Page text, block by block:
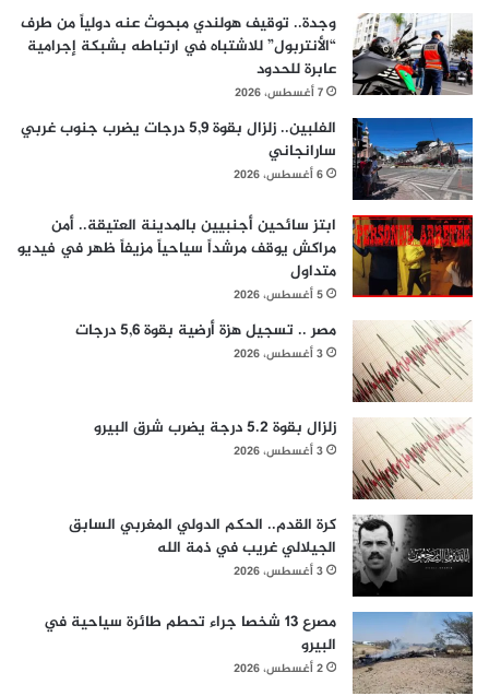
وجدة.. توقيف هولندي مبحوث عنه دولياً من طرف
“الأنتربول” للاشتباه في ارتباطه بشبكة إجرامية
عابرة للحدود
7 أغسطس، 2026
الفلبين.. زلزال بقوة 5,9 درجات يضرب جنوب غربي
سارانجاني
6 أغسطس، 2026
ابتز سائحين أجنبيين بالمدينة العتيقة.. أمن
مراكش يوقف مرشداً سياحياً مزيفاً ظهر في فيديو
متداول
5 أغسطس، 2026
مصر .. تسجيل هزة أرضية بقوة 5,6 درجات
3 أغسطس، 2026
زلزال بقوة 5.2 درجة يضرب شرق البيرو
3 أغسطس، 2026
كرة القدم.. الحكم الدولي المغربي السابق
الجيلالي غريب في ذمة الله
3 أغسطس، 2026
مصرع 13 شخصا جراء تحطم طائرة سياحية في
البيرو
2 أغسطس، 2026